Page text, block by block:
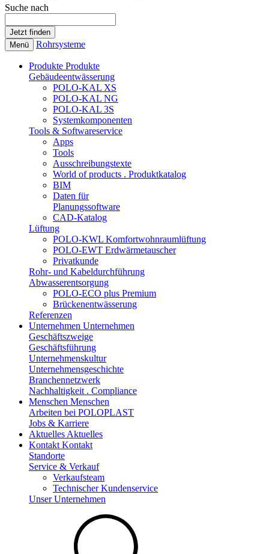
Suche nach
Menü Rohrsysteme
Produkte Produkte
Gebäudeentwässerung
POLO-KAL XS
POLO-KAL NG
POLO-KAL 3S
Systemkomponenten
Tools & Softwareservice
Apps
Tools
Ausschreibungstexte
World of products . Produktkatalog
BIM
Daten für
Planungssoftware
CAD-Katalog
Lüftung
POLO-KWL Komfortwohnraumlüftung
POLO-EWT Erdwärmetauscher
Privatkunde
Rohr- und Kabeldurchführung
Abwasserentsorgung
POLO-ECO plus Premium
Brückenentwässerung
Referenzen
Unternehmen Unternehmen
Geschäftszweige
Geschäftsführung
Unternehmenskultur
Unternehmensgeschichte
Branchennetzwerk
Nachhaltigkeit . Compliance
Menschen Menschen
Arbeiten bei POLOPLAST
Jobs & Karriere
Aktuelles Aktuelles
Kontakt Kontakt
Standorte
Service & Verkauf
Verkaufsteam
Technischer Kundenservice
Unser Unternehmen